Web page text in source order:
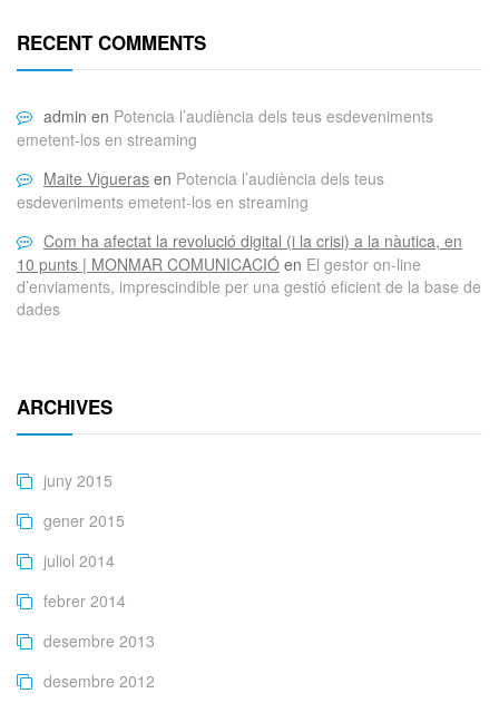
RECENT COMMENTS
admin en Potencia l’audiència dels teus esdeveniments
emetent-los en streaming
Maite Vigueras en Potencia l’audiència dels teus
esdeveniments emetent-los en streaming
Com ha afectat la revolució digital (i la crisi) a la nàutica, en
10 punts | MONMAR COMUNICACIÓ en El gestor on-line
d’enviaments, imprescindible per una gestió eficient de la base de
dades
ARCHIVES
juny 2015
gener 2015
juliol 2014
febrer 2014
desembre 2013
desembre 2012